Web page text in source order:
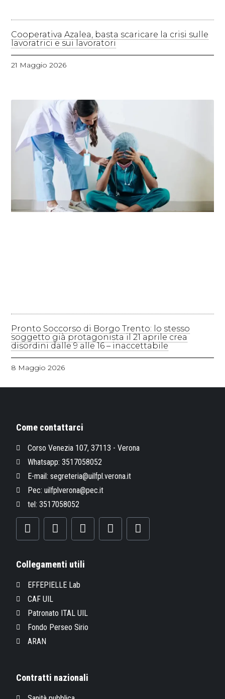
Cooperativa Azalea, basta scaricare la crisi sulle
lavoratrici e sui lavoratori
21 Maggio 2026
Pronto Soccorso di Borgo Trento: lo stesso
soggetto già protagonista il 21 aprile crea
disordini dalle 9 alle 16 – inaccettabile
8 Maggio 2026
Come contattarci
Corso Venezia 107, 37113 - Verona
Whatsapp: 3517058052
E-mail: segreteria@uilfpl.verona.it
Pec: uilfplverona@pec.it
tel: 3517058052
Collegamenti utili
EFFEPIELLE Lab
CAF UIL
Patronato ITAL UIL
Fondo Perseo Sirio
ARAN
Contratti nazionali